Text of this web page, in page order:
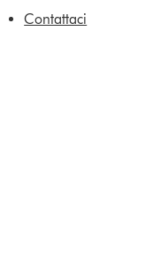
Contattaci